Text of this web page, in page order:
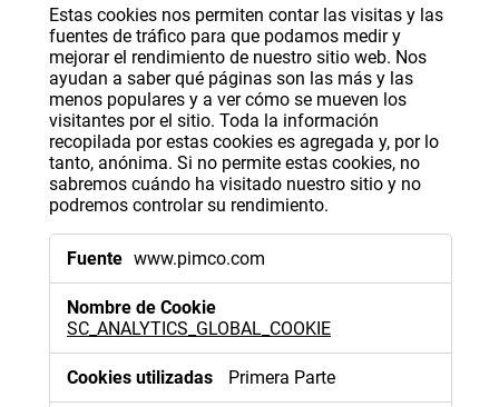
Estas cookies nos permiten contar las visitas y las
fuentes de tráfico para que podamos medir y
mejorar el rendimiento de nuestro sitio web. Nos
ayudan a saber qué páginas son las más y las
menos populares y a ver cómo se mueven los
visitantes por el sitio. Toda la información
recopilada por estas cookies es agregada y, por lo
tanto, anónima. Si no permite estas cookies, no
sabremos cuándo ha visitado nuestro sitio y no
podremos controlar su rendimiento.
Cookies
rendimiento
www.pimco.com
SC_ANALYTICS_GLOBAL_COOKIE
Primera Parte